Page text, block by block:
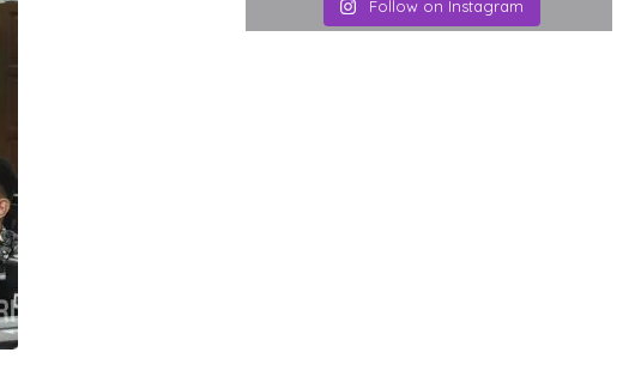
Follow on Instagram